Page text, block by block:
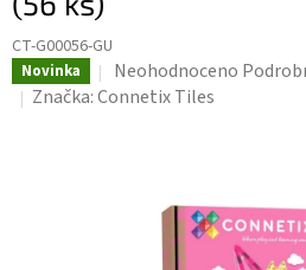
CT-G00056-GU
Novinka
Průměrné
hodnocení
hvězdiček.
Neohodnoceno
Značka:Connetix Tiles